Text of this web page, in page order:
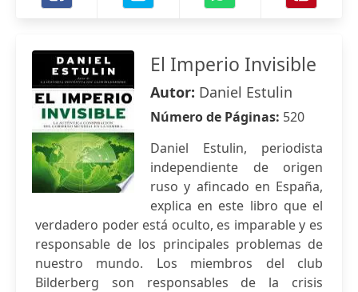
El Imperio Invisible
Autor: Daniel Estulin
Número de Páginas: 520
Daniel Estulin, periodista
independiente de origen
ruso y afincado en España,
explica en este libro que el
verdadero poder está oculto, es imparable y es
responsable de los principales problemas de
nuestro mundo. Los miembros del club
Bilderberg son responsables de la crisis